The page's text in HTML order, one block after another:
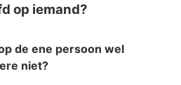
op iemand?
de ene persoon wel
niet?